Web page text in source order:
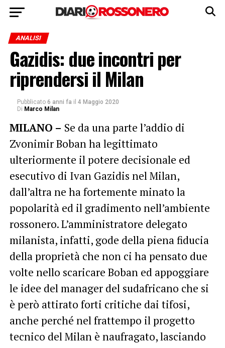
ANALISI
Gazidis: due incontri per
riprendersi il Milan
Pubblicato 6 anni fa il 4 Maggio 2020
Di Marco Milan
MILANO – Se da una parte l’addio di
Zvonimir Boban ha legittimato
ulteriormente il potere decisionale ed
esecutivo di Ivan Gazidis nel Milan,
dall’altra ne ha fortemente minato la
popolarità ed il gradimento nell’ambiente
rossonero. L’amministratore delegato
milanista, infatti, gode della piena fiducia
della proprietà che non ci ha pensato due
volte nello scaricare Boban ed appoggiare
le idee del manager del sudafricano che si
è però attirato forti critiche dai tifosi,
anche perché nel frattempo il progetto
tecnico del Milan è naufragato, lasciando